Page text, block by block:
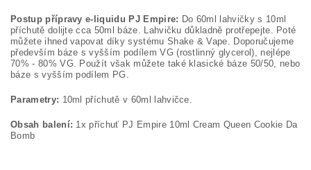
Postup přípravy e-liquidu PJ Empire: Do 60ml lahvičky s 10ml
příchutě dolijte cca 50ml báze. Lahvičku důkladně protřepejte. Poté
můžete ihned vapovat díky systému Shake & Vape. Doporučujeme
především báze s vyšším podílem VG (rostlinný glycerol), nejlépe
70% - 80% VG. Použít však můžete také klasické báze 50/50, nebo
báze s vyšším podílem PG.
Parametry: 10ml příchutě v 60ml lahvičce.
Obsah balení: 1x příchuť PJ Empire 10ml Cream Queen Cookie Da
Bomb